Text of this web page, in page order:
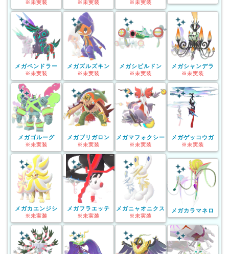
※未実装 ※未実装 ※未実装
メガペンドラー
※未実装
メガズルズキン
※未実装
メガシビルドン
※未実装
メガシャンデラ
※未実装
メガゴルーグ
※未実装
メガブリガロン
※未実装
メガマフォクシー
※未実装
メガゲッコウガ
※未実装
メガカエンジシ
※未実装
メガフラエッテ
※未実装
メガニャオニクス
※未実装
メガカラマネロ